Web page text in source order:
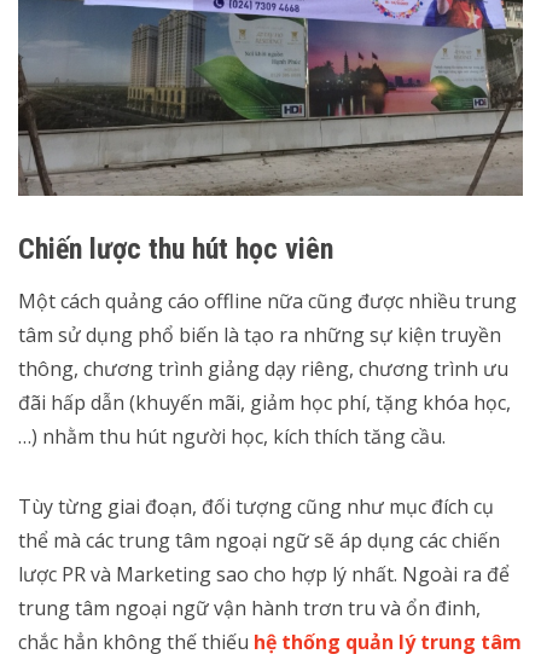
Chiến lược thu hút học viên
Một cách quảng cáo offline nữa cũng được nhiều trung
tâm sử dụng phổ biến là tạo ra những sự kiện truyền
thông, chương trình giảng dạy riêng, chương trình ưu
đãi hấp dẫn (khuyến mãi, giảm học phí, tặng khóa học,
…) nhằm thu hút người học, kích thích tăng cầu.
Tùy từng giai đoạn, đối tượng cũng như mục đích cụ
thể mà các trung tâm ngoại ngữ sẽ áp dụng các chiến
lược PR và Marketing sao cho hợp lý nhất. Ngoài ra để
trung tâm ngoại ngữ vận hành trơn tru và ổn đinh,
chắc hẳn không thế thiếu hệ thống quản lý trung tâm